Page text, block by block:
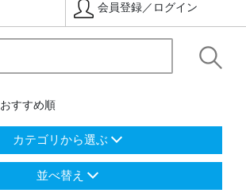
会員登録／ログイン
おすすめ順
カテゴリから選ぶ
並べ替え